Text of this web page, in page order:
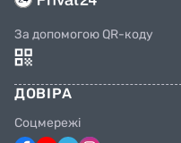
За допомогою QR-коду
ДОВІРА
Соцмережі